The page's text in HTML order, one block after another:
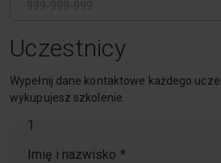
Uczestnicy
Wypełnij dane kontaktowe każdego
wykupujesz szkolenie.
1
Imię i nazwisko *